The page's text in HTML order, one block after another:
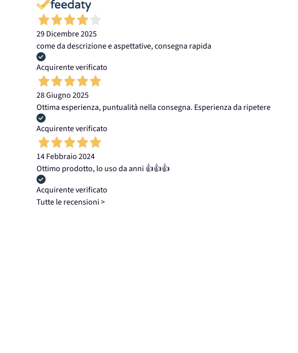
29 Dicembre 2025
come da descrizione e aspettative, consegna rapida
Acquirente verificato
28 Giugno 2025
Ottima esperienza, puntualità nella consegna. Esperienza da ripetere
Acquirente verificato
14 Febbraio 2024
Ottimo prodotto, lo uso da anni 👍👍👍
Acquirente verificato
Tutte le recensioni >